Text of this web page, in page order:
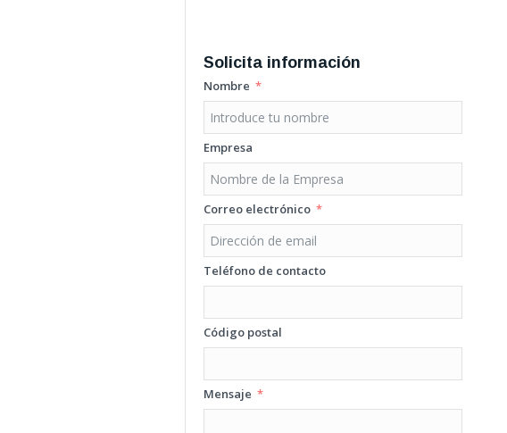
Solicita información
Nombre
Empresa
Correo electrónico
Teléfono de contacto
Código postal
Mensaje